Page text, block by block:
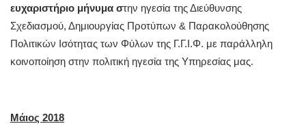
ευχαριστήριο μήνυμα στην ηγεσία της Διεύθυνσης
Σχεδιασμού, Δημιουργίας Προτύπων & Παρακολούθησης
Πολιτικών Ισότητας των Φύλων της Γ.Γ.Ι.Φ. με παράλληλη
κοινοποίηση στην πολιτική ηγεσία της Υπηρεσίας μας.
Μάιος 2018